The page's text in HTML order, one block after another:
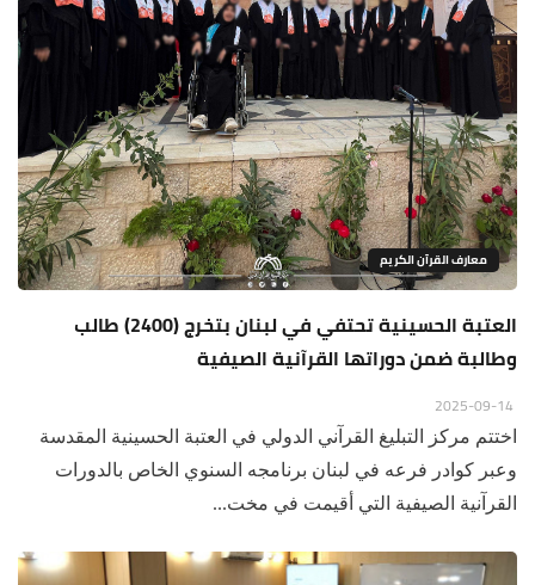
معارف القرآن الكريم
العتبة الحسينية تحتفي في لبنان بتخرج (2400) طالب
وطالبة ضمن دوراتها القرآنية الصيفية
اختتم مركز التبليغ القرآني الدولي في العتبة الحسينية المقدسة
وعبر كوادر فرعه في لبنان برنامجه السنوي الخاص بالدورات
القرآنية الصيفية التي أقيمت في مخت...